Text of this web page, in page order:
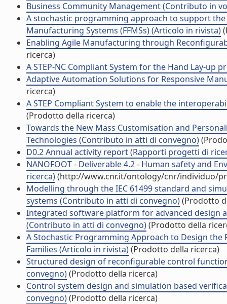
Business Community Management (Contributo in
A stochastic programming approach to support
Manufacturing Systems (FFMSs) (Articolo in rivista)
Enabling Agile Manufacturing through
ricerca)
A STEP-NC Compliant System for the Hand Lay-up
Adaptive Automation Solutions for Responsive
ricerca)
A STEP Compliant System to enable the
(Prodotto della ricerca)
Towards the New Mass Customisation and
Technologies (Contributo in atti di convegno)
D0.2 Annual activity report (Rapporti progetti di
NANOFOOT - Deliverable 4.2 - Human safety and
ricerca)(http://www.cnr.it/ontology/cnr/individuo/
Modelling through the IEC 61499 standard and
systems (Contributo in atti di convegno)(Prodotto
Integrated software platform for advanced
(Contributo in atti di convegno)(Prodotto della
A Stochastic Programming Approach to Design
Families (Articolo in rivista)(Prodotto della ricerca)
Structured design of reconfigurable control
convegno)(Prodotto della ricerca)
Control system design and simulation based
convegno)(Prodotto della ricerca)